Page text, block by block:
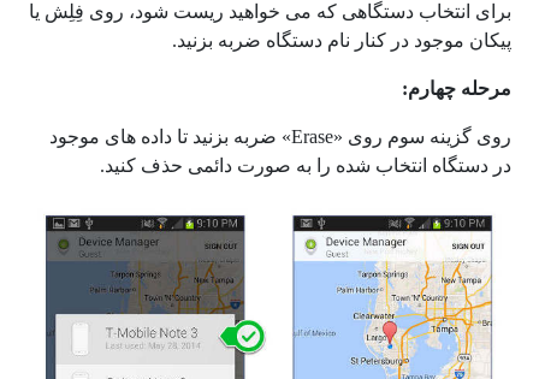
برای انتخاب دستگاهی که می خواهید ریست شود، روی فِلِش یا
پیکان موجود در کنار نام دستگاه ضربه بزنید.
مرحله چهارم:
روی گزینه سوم روی «Erase» ضربه بزنید تا داده های موجود
در دستگاه انتخاب شده را به صورت دائمی حذف کنید.